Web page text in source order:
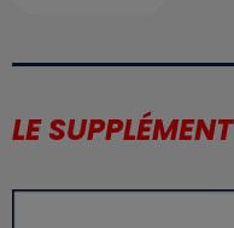
LE SUPPLÉMENT